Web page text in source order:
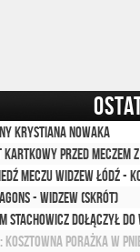
Krystiana Nowaka
kartkowy przed meczem
meczu Widzew Łódź -
- Widzew (skrót)
Stachowicz dołączył do
Kosztowna porażka w